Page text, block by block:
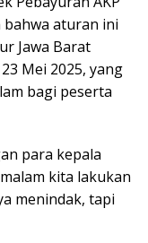
bahwa aturan ini
Jawa Barat
Mei 2025, yang
bagi peserta
para kepala
kita lakukan
menindak, tapi